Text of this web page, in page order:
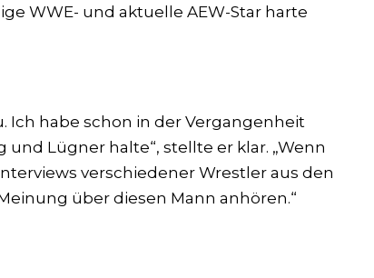
WWE- und aktuelle AEW-Star harte
Ich habe schon in der Vergangenheit
Lügner halte“, stellte er klar. „Wenn
verschiedener Wrestler aus den
über diesen Mann anhören.“